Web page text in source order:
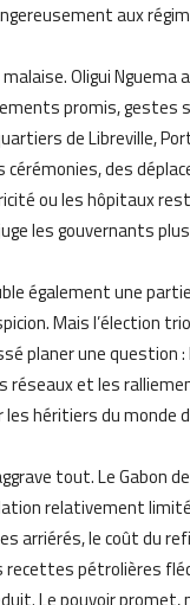
aux
Oligui
promis,
de Libreville,
des
ou les hôpitaux
les gouvernants
également une
Mais l’élection
planer une question
réseaux et les
héritiers du monde
tout. Le Gabon
relativement
arriérés, le coût du
pétrolières